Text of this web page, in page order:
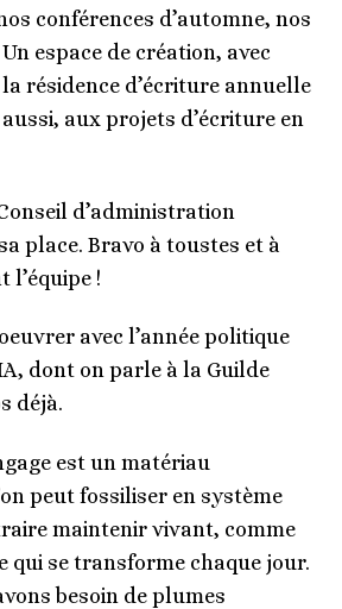
conférences d’automne, nos
espace de création, avec
résidence d’écriture annuelle
aux projets d’écriture en
d’administration
place. Bravo à toustes et à
l’équipe !
avec l’année politique
dont on parle à la Guilde
déjà.
est un matériau
peut fossiliser en système
maintenir vivant, comme
qui se transforme chaque jour.
besoin de plumes